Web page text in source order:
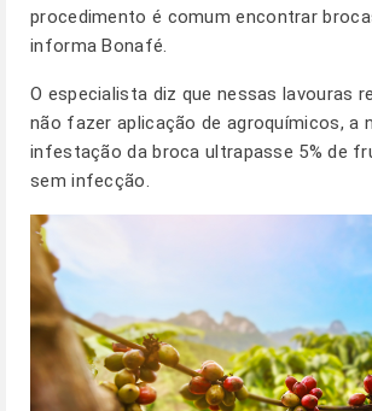
procedimento é comum encontrar
informa Bonafé.
O especialista diz que nessas lavouras
não fazer aplicação de agroquímicos, a
infestação da broca ultrapasse 5% de
sem infecção.